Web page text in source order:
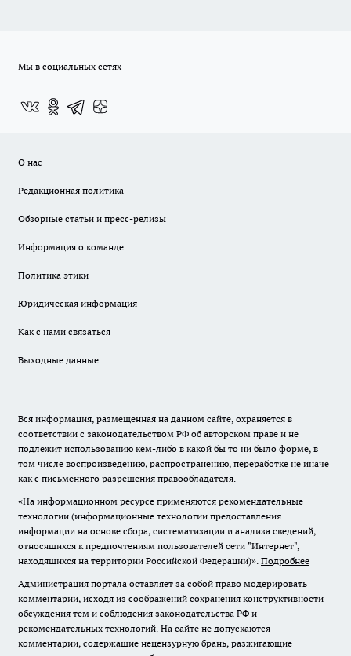
Мы в социальных сетях
О нас
Редакционная политика
Обзорные статьи и пресс-релизы
Информация о команде
Политика этики
Юридическая информация
Как с нами связаться
Выходные данные
Вся информация, размещенная на данном сайте, охраняется в
соответствии с законодательством РФ об авторском праве и не
подлежит использованию кем-либо в какой бы то ни было форме, в
том числе воспроизведению, распространению, переработке не иначе
как с письменного разрешения правообладателя.
«На информационном ресурсе применяются рекомендательные
технологии (информационные технологии предоставления
информации на основе сбора, систематизации и анализа сведений,
относящихся к предпочтениям пользователей сети "Интернет",
находящихся на территории Российской Федерации)». Подробнее
Администрация портала оставляет за собой право модерировать
комментарии, исходя из соображений сохранения конструктивности
обсуждения тем и соблюдения законодательства РФ и
рекомендательных технологий. На сайте не допускаются
комментарии, содержащие нецензурную брань, разжигающие